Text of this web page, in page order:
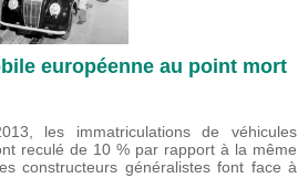
européenne au point mort
les immatriculations de véhicules
reculé de 10 % par rapport à la même
constructeurs généralistes font face à